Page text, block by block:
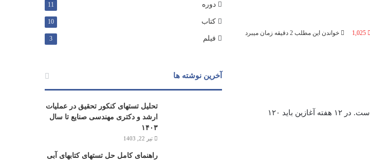
1,025 خواندن این مطلب 2 دقیقه زمان میبرد
از طریق ایمیل
پیرو برنامه های قبلی، مجدد یادآوری می کنم، قرار ما بر اتمام مباحث کلاس در ۱۲ هفته است. در ۱۲ هفته آغازین باید ۱۲۰
دوره 11
کتاب 10
فیلم 3
آخرین نوشته ها
تحلیل تستهای کنکور تحقیق در عملیات
ارشد و دکتری مهندسی صنایع تا سال
۱۴۰۳
تیر 22, 1403
راهنمای کامل حل تستهای کتابهای آبی